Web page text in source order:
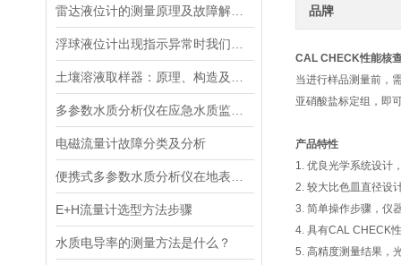
电磁流量计故障分类及分析
E+H流量计选型方法步骤
水质电导率的测量方法是什么？
品牌
CAL CHECK性能核
当进行样品测量前，
亚硝酸盐标定组，即
产品特性
1. 优良光学系统设计
2. 较大比色皿直径设
3. 简单操作步骤，仪
4. 具有CAL CHECK
5. 高精度测量结果，